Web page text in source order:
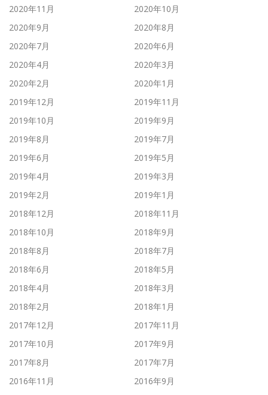
2020年11月
2020年10月
2020年9月
2020年8月
2020年7月
2020年6月
2020年4月
2020年3月
2020年2月
2020年1月
2019年12月
2019年11月
2019年10月
2019年9月
2019年8月
2019年7月
2019年6月
2019年5月
2019年4月
2019年3月
2019年2月
2019年1月
2018年12月
2018年11月
2018年10月
2018年9月
2018年8月
2018年7月
2018年6月
2018年5月
2018年4月
2018年3月
2018年2月
2018年1月
2017年12月
2017年11月
2017年10月
2017年9月
2017年8月
2017年7月
2016年11月
2016年9月